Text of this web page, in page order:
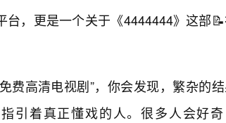
，更是一个关于《4444444》这部
费高清电视剧”，你会发现，繁杂的
引着真正懂戏的人。很多人会好奇